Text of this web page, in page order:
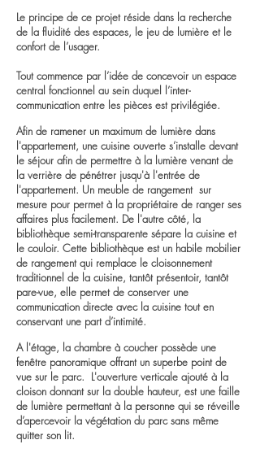
Le principe de ce projet réside dans la recherche
de la fluidité des espaces, le jeu de lumière et le
confort de l’usager.
Tout commence par l’idée de concevoir un espace
central fonctionnel au sein duquel l’inter-
communication entre les pièces est privilégiée.
Afin de ramener un maximum de lumière dans
l'appartement, une cuisine ouverte s’installe devant
le séjour afin de permettre à la lumière venant de
la verrière de pénétrer jusqu'à l'entrée de
l'appartement. Un meuble de rangement sur
mesure pour permet à la propriétaire de ranger ses
affaires plus facilement. De l'autre côté, la
bibliothèque semi-transparente sépare la cuisine et
le couloir. Cette bibliothèque est un habile mobilier
de rangement qui remplace le cloisonnement
traditionnel de la cuisine, tantôt présentoir, tantôt
pare-vue, elle permet de conserver une
communication directe avec la cuisine tout en
conservant une part d’intimité.
A l'étage, la chambre à coucher possède une
fenêtre panoramique offrant un superbe point de
vue sur le parc. L'ouverture verticale ajouté à la
cloison donnant sur la double hauteur, est une faille
de lumière permettant à la personne qui se réveille
d’apercevoir la végétation du parc sans même
quitter son lit.